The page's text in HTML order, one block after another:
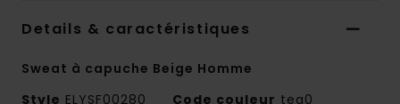
Details & caractéristiques
Sweat à capuche Beige Homme
Style ELYSF00280 Code couleur teg0